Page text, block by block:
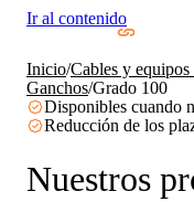
Ir al contenido
Inicio/Cables y equipos
Ganchos/Grado 100
Disponibles cuando
Reducción de los
Nuestros